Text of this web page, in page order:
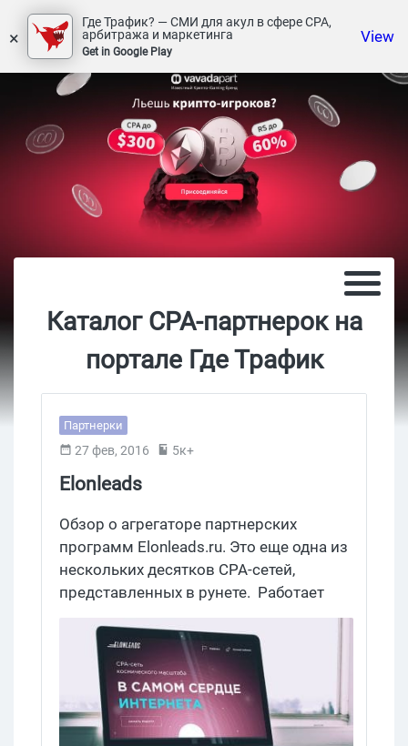
×
Где Трафик? — СМИ для акул в сфере СРА,
арбитража и маркетинга
Get in Google Play
View
Каталог CPA-партнерок на
портале Где Трафик
Партнерки
27 фев, 2016 5к+
Elonleads
Обзор о агрегаторе партнерских
программ Elonleads.ru. Это еще одна из
нескольких десятков СРА-сетей,
представленных в рунете. Работает
открылась. Посмотрим, есть ли у этой
партнерки какие-нибудь свои фишки и
отличительные особенности.